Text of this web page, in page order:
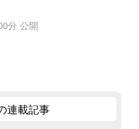
分 公開
連載記事